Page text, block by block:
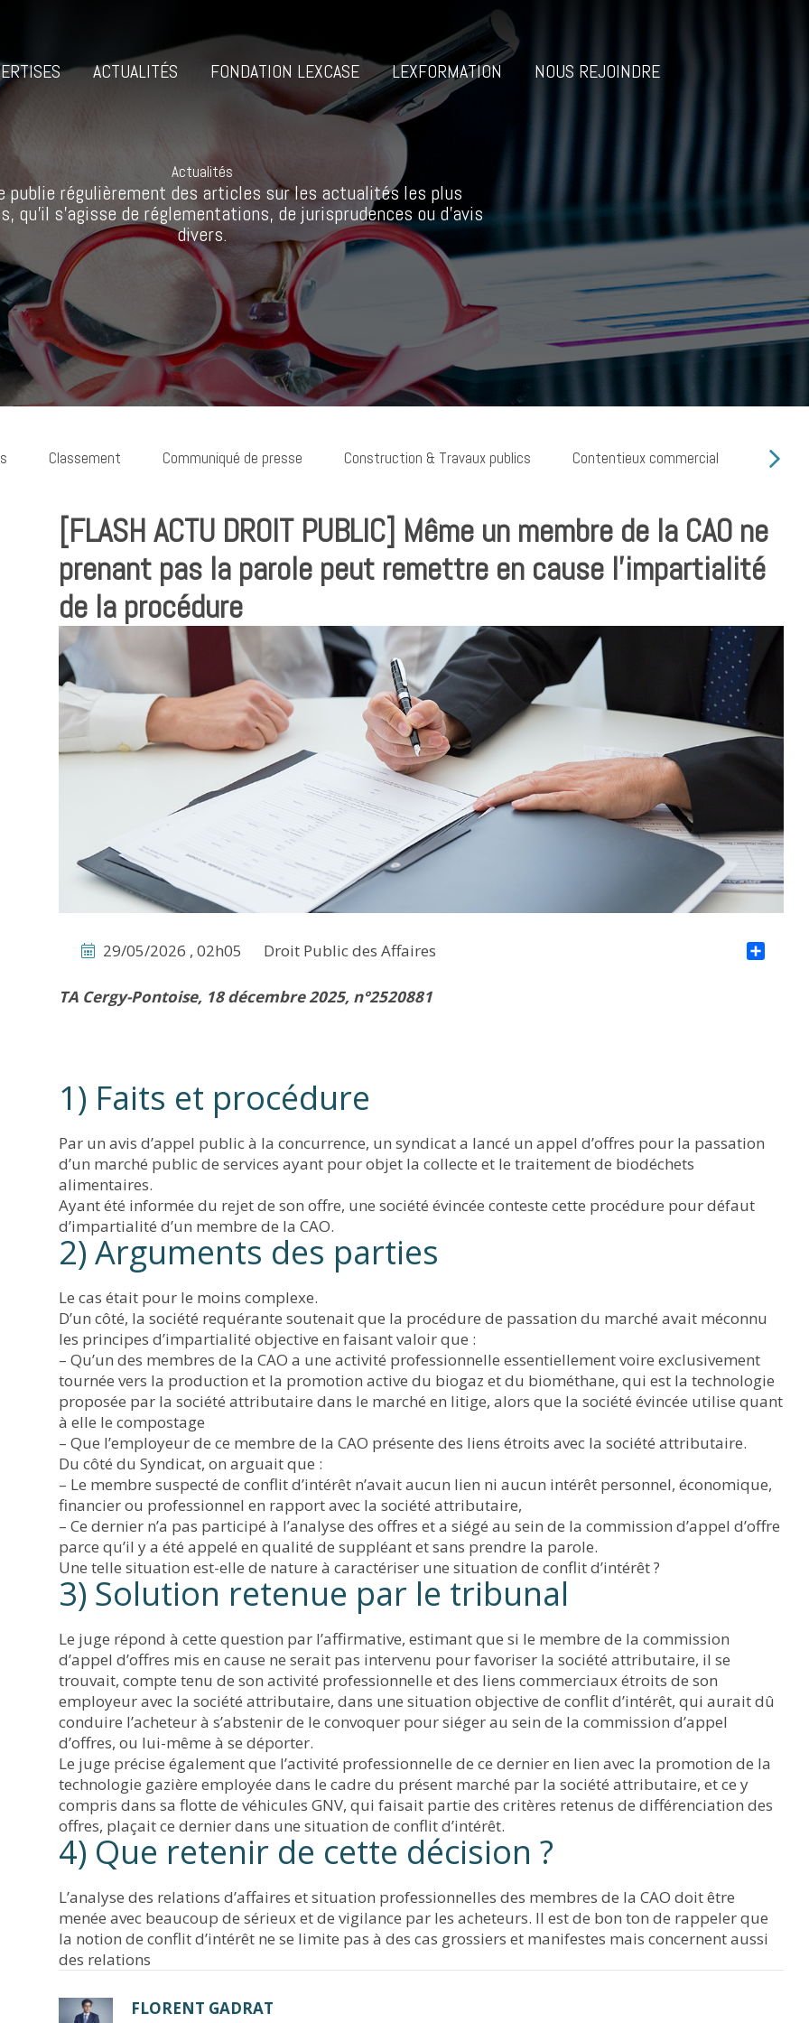
ACTUALITÉS FONDATION LEXCASE LEXFORMATION
NOUS REJOINDRE
Actualités
publie régulièrement des articles sur les actualités les plus
qu’il s’agisse de réglementations, de jurisprudences ou d’avis
divers.
Classement Communiqué de presse Construction & Travaux publics Contentieux commercial Cyber
[FLASH ACTU DROIT PUBLIC] Même un membre de la CAO ne
prenant pas la parole peut remettre en cause l’impartialité
de la procédure
29/05/2026 , 02h05 Droit Public des Affaires
TA Cergy-Pontoise, 18 décembre 2025, n°2520881
1) Faits et procédure
Par un avis d’appel public à la concurrence, un syndicat a lancé un appel d’offres pour la passation
d’un marché public de services ayant pour objet la collecte et le traitement de biodéchets
alimentaires.
Ayant été informée du rejet de son offre, une société évincée conteste cette procédure pour défaut
d’impartialité d’un membre de la CAO.
2) Arguments des parties
Le cas était pour le moins complexe.
D’un côté, la société requérante soutenait que la procédure de passation du marché avait méconnu
les principes d’impartialité objective en faisant valoir que :
– Qu’un des membres de la CAO a une activité professionnelle essentiellement voire exclusivement
tournée vers la production et la promotion active du biogaz et du biométhane, qui est la technologie
proposée par la société attributaire dans le marché en litige, alors que la société évincée utilise quant
à elle le compostage
– Que l’employeur de ce membre de la CAO présente des liens étroits avec la société attributaire.
Du côté du Syndicat, on arguait que :
– Le membre suspecté de conflit d’intérêt n’avait aucun lien ni aucun intérêt personnel, économique,
financier ou professionnel en rapport avec la société attributaire,
– Ce dernier n’a pas participé à l’analyse des offres et a siégé au sein de la commission d’appel d’offre
parce qu’il y a été appelé en qualité de suppléant et sans prendre la parole.
Une telle situation est-elle de nature à caractériser une situation de conflit d’intérêt ?
3) Solution retenue par le tribunal
Le juge répond à cette question par l’affirmative, estimant que si le membre de la commission
d’appel d’offres mis en cause ne serait pas intervenu pour favoriser la société attributaire, il se
trouvait, compte tenu de son activité professionnelle et des liens commerciaux étroits de son
employeur avec la société attributaire, dans une situation objective de conflit d’intérêt, qui aurait dû
conduire l’acheteur à s’abstenir de le convoquer pour siéger au sein de la commission d’appel
d’offres, ou lui-même à se déporter.
Le juge précise également que l’activité professionnelle de ce dernier en lien avec la promotion de la
technologie gazière employée dans le cadre du présent marché par la société attributaire, et ce y
compris dans sa flotte de véhicules GNV, qui faisait partie des critères retenus de différenciation des
offres, plaçait ce dernier dans une situation de conflit d’intérêt.
4) Que retenir de cette décision ?
L’analyse des relations d’affaires et situation professionnelles des membres de la CAO doit être
menée avec beaucoup de sérieux et de vigilance par les acheteurs. Il est de bon ton de rappeler que
la notion de conflit d’intérêt ne se limite pas à des cas grossiers et manifestes mais concernent aussi
des relations
FLORENT GADRAT